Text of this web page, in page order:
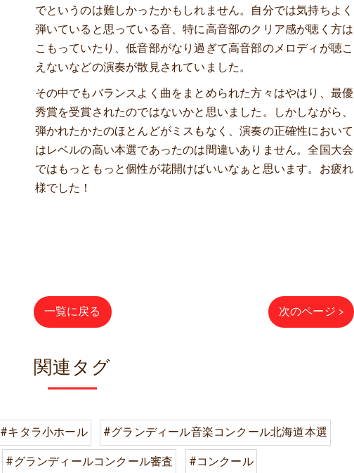
でというのは難しかったかもしれません。自分では気持ちよく
弾いていると思っている音、特に高音部のクリア感が聴く方は
こもっていたり、低音部がなり過ぎて高音部のメロディが聴こ
えないなどの演奏が散見されていました。
その中でもバランスよく曲をまとめられた方々はやはり、最優
秀賞を受賞されたのではないかと思いました。しかしながら、
弾かれたかたのほとんどがミスもなく、演奏の正確性において
はレベルの高い本選であったのは間違いありません。全国大会
ではもっともっと個性が花開けばいいなぁと思います。お疲れ
様でした！
一覧に戻る 次のページ >
関連タグ
#キタラ小ホール
#グランディール音楽コンクール北海道本選
#グランディールコンクール審査 #コンクール